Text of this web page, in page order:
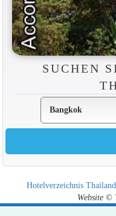
SUCHEN
Hotelverzeichnis Thailand
Website ©